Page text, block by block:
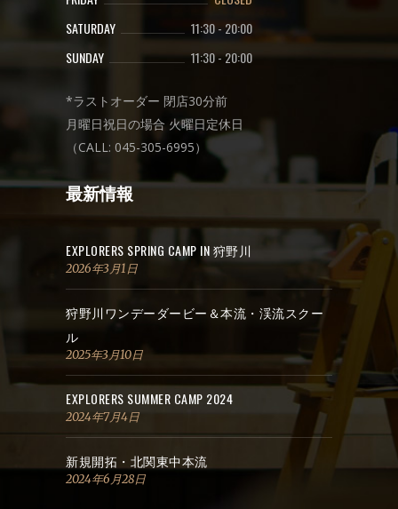
SATURDAY
11:30- 20:00
SUNDAY
11:30-20:00
*ラストオーダー 閉店30分前
月曜日祝日の場合 火曜日定休日
（CALL: 045-305-6995）
最新情報
EXPLORERS SPRING CAMP IN 狩野川
2026年3月1日
狩野川ワンデーダービー＆本流・渓流スクー
ル
2025年3月10日
EXPLORERS SUMMER CAMP 2024
2024年7月4日
新規開拓・北関東中本流
2024年6月28日